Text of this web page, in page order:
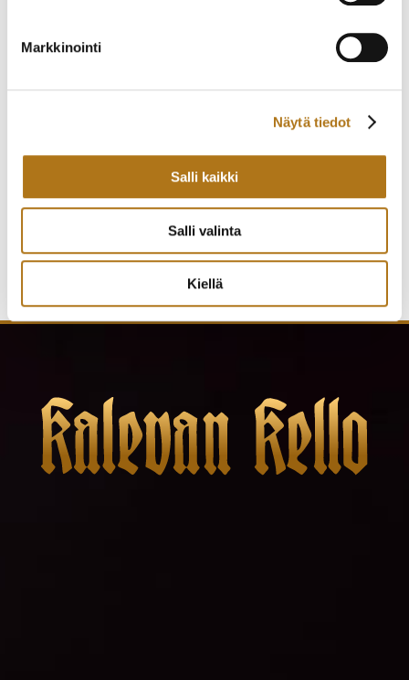
Markkinointi
Näytä tiedot
Salli kaikki
Salli valinta
Kiellä